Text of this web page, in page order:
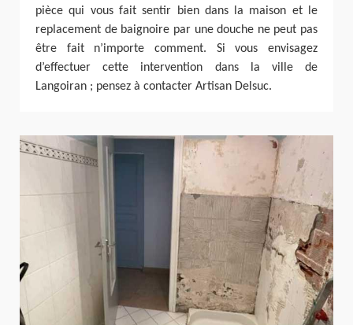
pièce qui vous fait sentir bien dans la maison et le
replacement de baignoire par une douche ne peut pas
être fait n’importe comment. Si vous envisagez
d’effectuer cette intervention dans la ville de
Langoiran ; pensez à contacter Artisan Delsuc.